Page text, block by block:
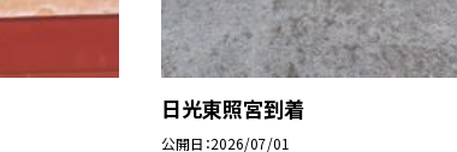
日光東照宮到着
公開日 2026/07/01